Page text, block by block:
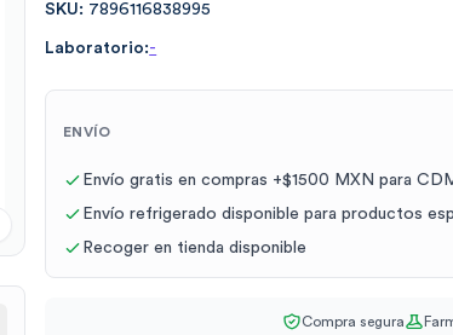
SKU: 7896116838995
Laboratorio:-
ENVÍO
Envío gratis en compras +$1500 MXN para
Envío refrigerado disponible para productos
Recoger en tienda disponible
Compra segura